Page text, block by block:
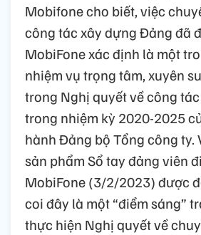
Mobifone cho biết, việc
công tác xây dựng Đảng đã
MobiFone xác định là một
nhiệm vụ trọng tâm, xuyên
trong Nghị quyết về công
trong nhiệm kỳ 2020-2025
hành Đảng bộ Tổng công ty.
sản phẩm Sổ tay đảng viên
MobiFone (3/2/2023) được
coi đây là một “điểm sáng”
thực hiện Nghị quyết về